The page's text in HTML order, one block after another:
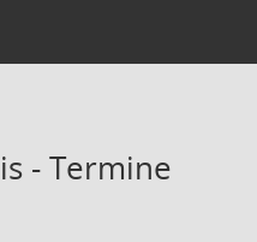
- Termine